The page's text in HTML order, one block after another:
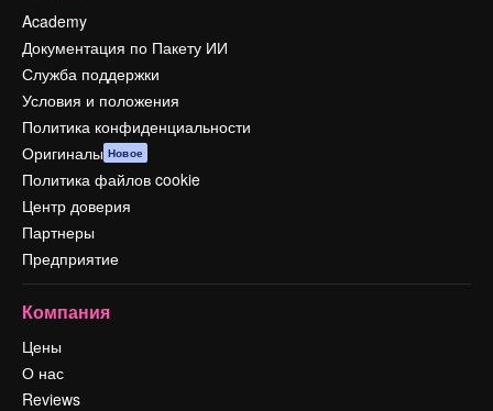
Academy
Документация по Пакету ИИ
Служба поддержки
Условия и положения
Политика конфиденциальности
Оригиналы Новое
Политика файлов cookie
Центр доверия
Партнеры
Предприятие
Компания
Цены
О нас
Reviews